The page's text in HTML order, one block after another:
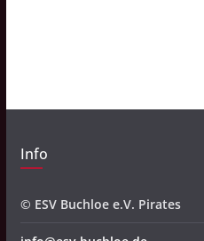
Info
© ESV Buchloe e.V. Pirates